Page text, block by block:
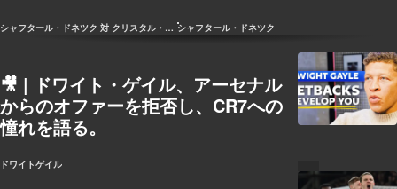
シャフタール・ドネツク 対 クリスタル・パレス シャフタール・ドネツク
🎥 | ドワイト・ゲイル、アーセナル
からのオファーを拒否し、CR7への
憧れを語る。
ドワイトゲイル